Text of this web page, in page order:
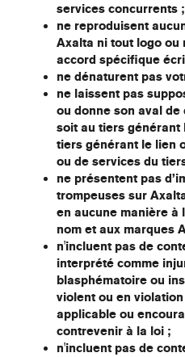
services concurrents ;
ne reproduisent
Axalta ni tout logo ou
accord spécifique
ne dénaturent pas
ne laissent pas
ou donne son aval
soit au tiers générant
tiers générant le lien
ou de services du
ne présentent pas
trompeuses sur
en aucune manière à
nom et aux marques
n'incluent pas de
interprété comme
blasphématoire ou
violent ou en
applicable ou
contrevenir à la loi ;
n'incluent pas de